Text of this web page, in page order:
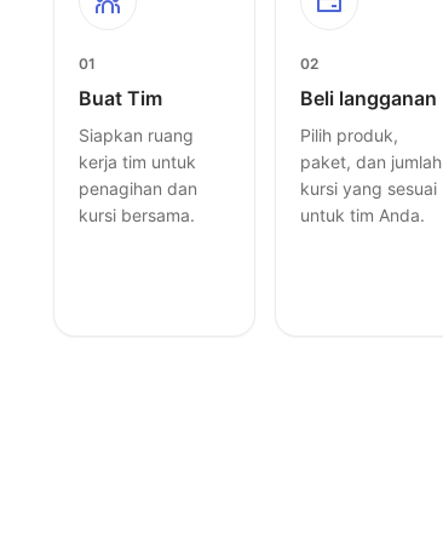
01
Buat Tim
Siapkan ruang
kerja tim untuk
penagihan dan
kursi bersama.
02
Beli langganan
Pilih produk,
paket, dan jumlah
kursi yang sesuai
untuk tim Anda.